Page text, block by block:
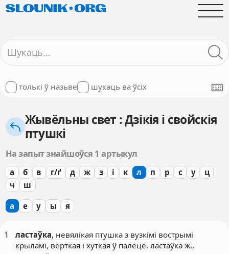
толькі ў назьве шукаць ва ўсіх
Жывёльны свет : Дзікія і свойскія
птушкі
На запыт знайшоўся 1 артыкул
а б в г/ґ д ж з і к л п р с у
ц
ч
ш
а е у ы я
1 ластаўка, невялікая птушка з вузкімі вострымі
крыламі, вёрткая і хуткая ў палёце. ластаўка ж.,